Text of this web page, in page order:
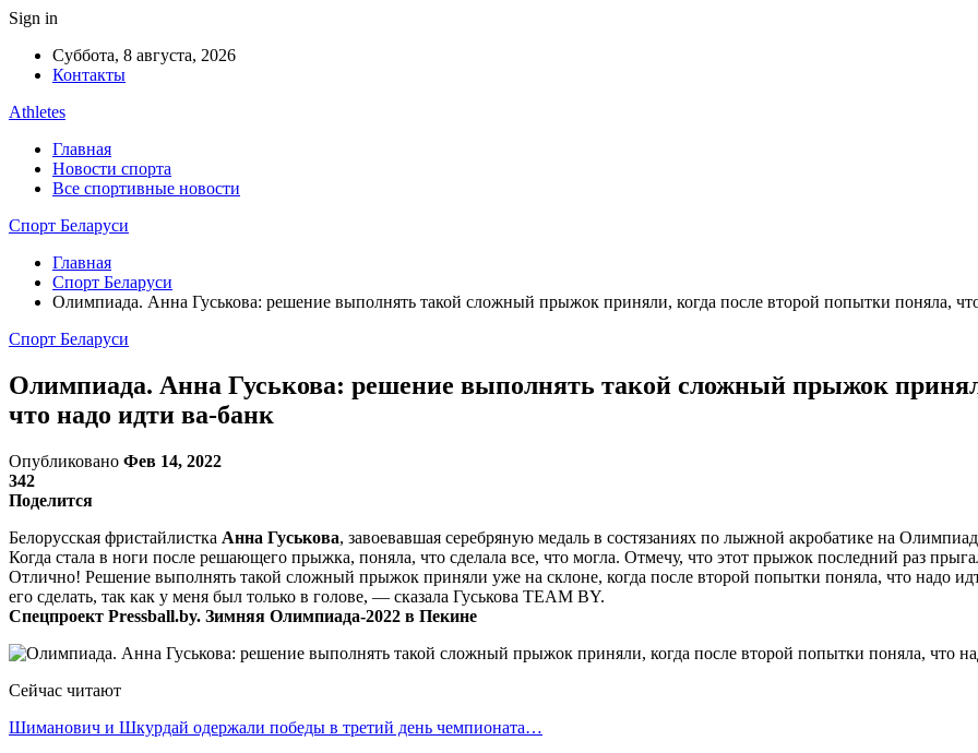
Sign in
Суббота, 8 августа, 2026
Контакты
Athletes
Главная
Новости спорта
Все спортивные новости
Спорт Беларуси
Главная
Спорт Беларуси
Олимпиада. Анна Гуськова: решение выполнять такой сложный прыжок приняли, когда после второй попытки поняла,
Спорт Беларуси
Олимпиада. Анна Гуськова: решение выполнять такой сложный прыжок
что надо идти ва-банк
Опубликовано Фев 14, 2022
342
Поделится
Белорусская фристайлистка Анна Гуськова, завоевавшая серебряную медаль в состязаниях по лыжной акробатике на
Когда стала в ноги после решающего прыжка, поняла, что сделала все, что могла. Отмечу, что этот прыжок последний раз
Отлично! Решение выполнять такой сложный прыжок приняли уже на склоне, когда после второй попытки поняла, что надо
его сделать, так как у меня был только в голове, — сказала Гуськова TEAM BY.
Спецпроект Pressball.by. Зимняя Олимпиада-2022 в Пекине
Сейчас читают
Шиманович и Шкурдай одержали победы в третий день чемпионата…